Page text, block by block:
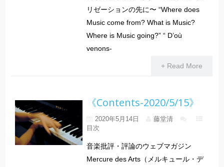
リゼーションの先に〜 “Where does
Music come from? What is Music?
Where is Music going?” “ D’où
venons-
+ Read More
《Contents-2020/5/15》
2020年5月14日
藤堂清
目次
音楽批評・評論のウェブマガジン
Mercure des Arts（メルキュール・デ